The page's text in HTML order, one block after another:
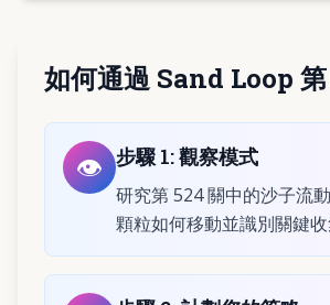
如何通過 Sand Loop
👁️ 步驟 1:觀察模式
研究第 524 關中的沙子流
顆粒如何移動並識別關鍵收